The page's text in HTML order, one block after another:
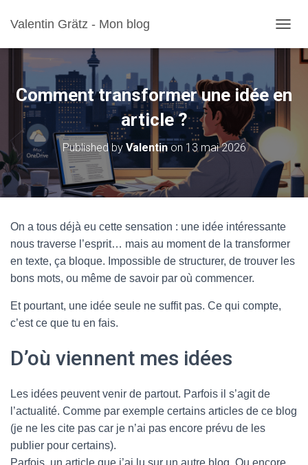
Valentin Grätz - Mon blog
Comment transformer une idée en
article ?
Published by Valentinon 13 mai 2026
On a tous déjà eu cette sensation : une idée intéressante
nous traverse l’esprit… mais au moment de la transformer
en texte, ça bloque. Impossible de structurer, de trouver les
bons mots, ou même de savoir par où commencer.
Et pourtant, une idée seule ne suffit pas. Ce qui compte,
c’est ce que tu en fais.
D’où viennent mes idées
Les idées peuvent venir de partout. Parfois il s’agit de
l’actualité. Comme par exemple certains articles de ce blog
(je ne les cite pas car je n’ai pas encore prévu de les
publier pour certains).
Parfois, un article que j’ai lu sur un autre blog. Ou encore